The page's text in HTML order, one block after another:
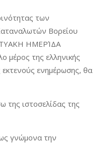
των
Βορείου
ΗΜΕΡΊΔΑ
μέρος της ελληνικής
ενημέρωσης, θα
της ιστοσελίδας της
γνώμονα την